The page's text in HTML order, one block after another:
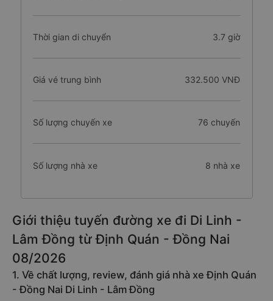
Thời gian di chuyển 3.7 giờ
Giá vé trung bình 332.500 VNĐ
Số lượng chuyến xe 76 chuyến
Số lượng nhà xe 8 nhà xe
Giới thiệu tuyến đường xe đi Di Linh -
Lâm Đồng từ Định Quán - Đồng Nai
08/2026
1. Về chất lượng, review, đánh giá nhà xe Định Quán
- Đồng Nai Di Linh - Lâm Đồng